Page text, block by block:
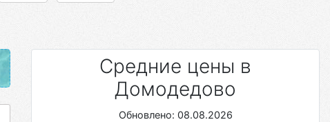
Средние цены в
Домодедово
Обновлено: 08.08.2026